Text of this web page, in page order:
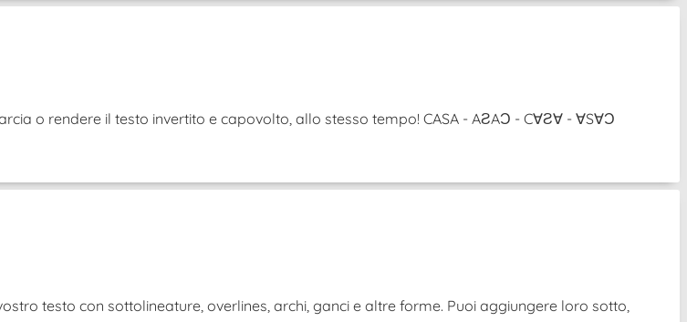
o rendere il testo invertito e capovolto, allo stesso tempo! CASA - AƧAƆ - C∀Ƨ∀ - ∀S∀Ɔ
testo con sottolineature, overlines, archi, ganci e altre forme. Puoi aggiungere loro sotto,